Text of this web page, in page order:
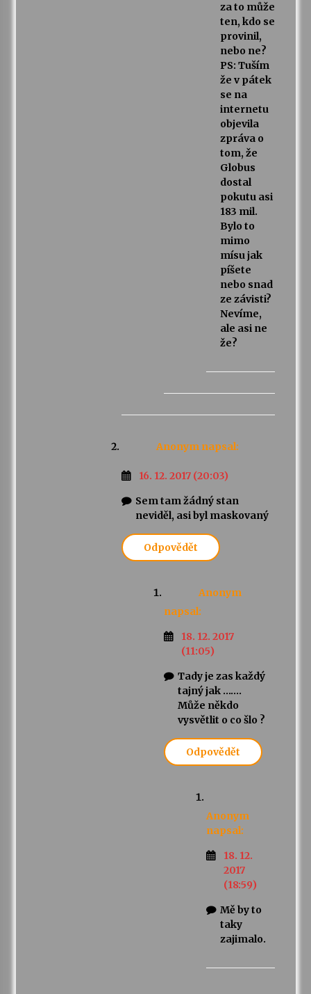
za to může
ten, kdo se
provinil,
nebo ne?
PS: Tuším
že v pátek
se na
internetu
objevila
zpráva o
tom, že
Globus
dostal
pokutu asi
183 mil.
Bylo to
mimo
mísu jak
píšete
nebo snad
ze závisti?
Nevíme,
ale asi ne
že?
Anonym napsal:
16. 12. 2017 (20:03)
Sem tam žádný stan
neviděl, asi byl maskovaný
Odpovědět
Anonym
napsal:
18. 12. 2017
(11:05)
Tady je zas každý
tajný jak …….
Může někdo
vysvětlit o co šlo ?
Odpovědět
Anonym
napsal:
18. 12.
2017
(18:59)
Mě by to
taky
zajimalo.